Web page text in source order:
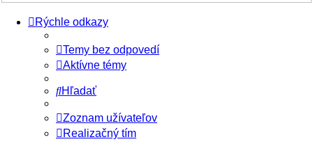
Rýchle odkazy
Temy bez odpovedí
Aktívne témy
Hľadať
Zoznam užívateľov
Realizačný tím